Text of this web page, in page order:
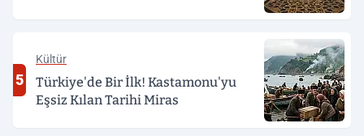
5
Kültür
Türkiye'de Bir İlk! Kastamonu'yu
Eşsiz Kılan Tarihi Miras